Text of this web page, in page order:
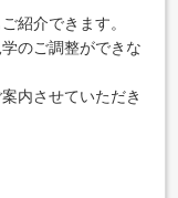
紹介できます。
のご調整ができな
内させていただき